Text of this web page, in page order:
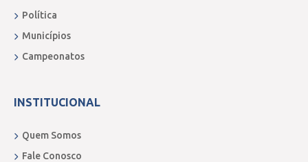
Política
Municípios
Campeonatos
INSTITUCIONAL
Quem Somos
Fale Conosco